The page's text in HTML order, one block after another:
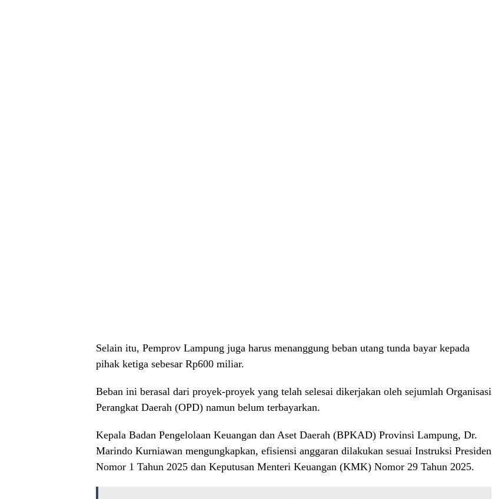
Selain itu, Pemprov Lampung juga harus menanggung beban utang tunda bayar kepada
pihak ketiga sebesar Rp600 miliar.
Beban ini berasal dari proyek-proyek yang telah selesai dikerjakan oleh sejumlah Organisasi
Perangkat Daerah (OPD) namun belum terbayarkan.
Kepala Badan Pengelolaan Keuangan dan Aset Daerah (BPKAD) Provinsi Lampung, Dr.
Marindo Kurniawan mengungkapkan, efisiensi anggaran dilakukan sesuai Instruksi Presiden
Nomor 1 Tahun 2025 dan Keputusan Menteri Keuangan (KMK) Nomor 29 Tahun 2025.